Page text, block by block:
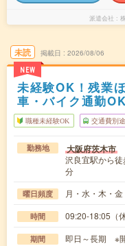
派遣会社
未読
NEW
掲載日 2026/08/06
未経験OK！残業
車・バイク通勤
職種未経験OK 交通費別
勤務地 大阪府茨木市
沢良宜駅から
分
曜日頻度 月・水・木・
時間 09:20-18:05（
期間 即日～長期 ※